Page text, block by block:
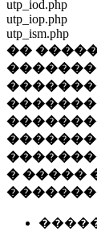
utp_iod.php
utp_iop.php
utp_ism.php
��
� �����